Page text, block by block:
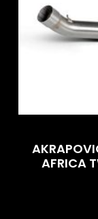
AFRICA